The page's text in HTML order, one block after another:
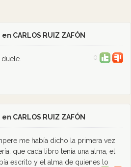
en CARLOS RUIZ ZAFÓN
0
en CARLOS RUIZ ZAFÓN
me había dicho la primera vez
que cada libro tenía una alma, el
escrito y el alma de quienes lo